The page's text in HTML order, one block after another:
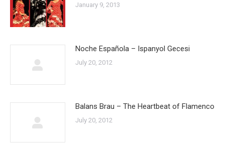
January 9, 2013
Noche Española – Ispanyol Gecesi
July 20, 2012
Balans Brau – The Heartbeat of Flamenco
July 20, 2012